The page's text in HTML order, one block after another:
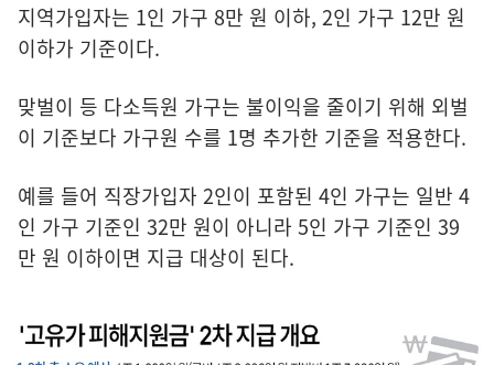
지역가입자는 1인 가구 8만 원 이하, 2인 가구 12만 원
이하가 기준이다.
맞벌이 등 다소득원 가구는 불이익을 줄이기 위해 외벌
이 기준보다 가구원 수를 1명 추가한 기준을 적용한다.
예를 들어 직장가입자 2인이 포함된 4인 가구는 일반 4
인 가구 기준인 32만 원이 아니라 5인 가구 기준인 39
만 원 이하이면 지급 대상이 된다.